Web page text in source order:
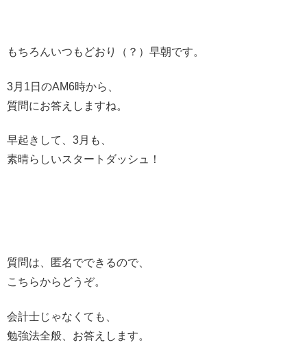
もちろんいつもどおり（？）早朝です。
3月1日のAM6時から、
質問にお答えしますね。
早起きして、3月も、
素晴らしいスタートダッシュ！
質問は、匿名でできるので、
こちらからどうぞ。
会計士じゃなくても、
勉強法全般、お答えします。